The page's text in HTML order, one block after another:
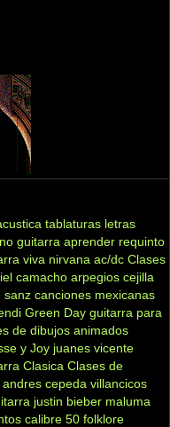
tablaturas letras
guitarra aprender requinto
viva nirvana ac/dc Clases
camacho arpegios cejilla
sanz canciones mexicanas
Green Day guitarra para
de dibujos animados
y Joy juanes vicente
Clasica Clases de
andres cepeda villancicos
justin bieber maluma
calibre 50 folklore